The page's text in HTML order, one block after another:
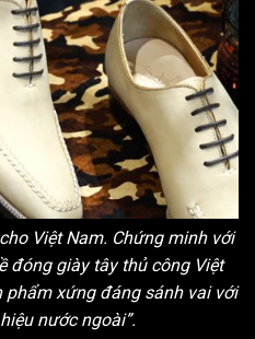
Việt Nam. Chứng minh với
đóng giày tây thủ công Việt
phẩm xứng đáng sánh vai với
nước ngoài”.